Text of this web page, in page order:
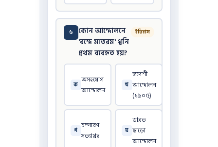
৬
কোন আন্দোলনে
'বন্দে মাতরম' ধ্বনি
প্রথম ব্যবহৃত হয়?
ইতিহাস
ক অসহযোগ
আন্দোলন
খ
স্বদেশী
আন্দোলন
(১৯০৫)
গ চম্পারণ
সত্যাগ্রহ
ঘ
ভারত
ছাড়ো
আন্দোলন